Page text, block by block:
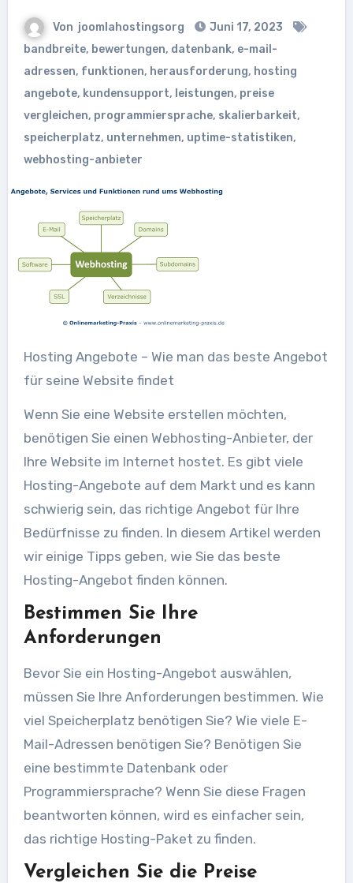
Von joomlahostingsorg
Juni 17, 2023
bandbreite, bewertungen, datenbank, e-mail-
adressen, funktionen, herausforderung, hosting
angebote, kundensupport, leistungen, preise
vergleichen, programmiersprache, skalierbarkeit,
speicherplatz, unternehmen, uptime-statistiken,
webhosting-anbieter
Hosting Angebote – Wie man das beste Angebot
für seine Website findet
Wenn Sie eine Website erstellen möchten,
benötigen Sie einen Webhosting-Anbieter, der
Ihre Website im Internet hostet. Es gibt viele
Hosting-Angebote auf dem Markt und es kann
schwierig sein, das richtige Angebot für Ihre
Bedürfnisse zu finden. In diesem Artikel werden
wir einige Tipps geben, wie Sie das beste
Hosting-Angebot finden können.
Bestimmen Sie Ihre
Anforderungen
Bevor Sie ein Hosting-Angebot auswählen,
müssen Sie Ihre Anforderungen bestimmen. Wie
viel Speicherplatz benötigen Sie? Wie viele E-
Mail-Adressen benötigen Sie? Benötigen Sie
eine bestimmte Datenbank oder
Programmiersprache? Wenn Sie diese Fragen
beantworten können, wird es einfacher sein,
das richtige Hosting-Paket zu finden.
Vergleichen Sie die Preise